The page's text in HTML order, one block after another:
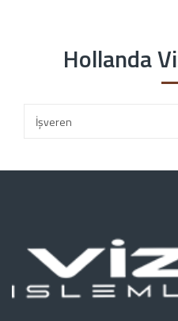
Hollanda